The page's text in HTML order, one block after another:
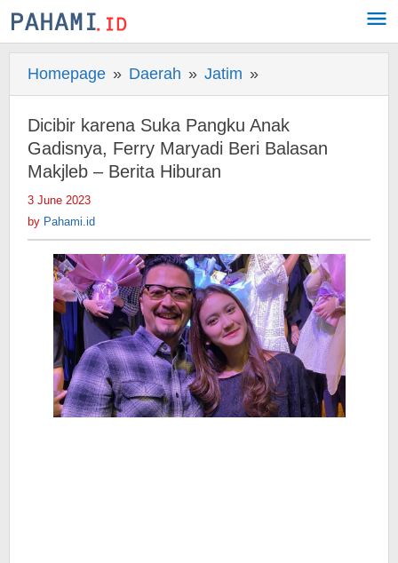
Skip
to
Homepage » Daerah » Jatim »
karena
Suka
Pangku
Maryadi
Beri
Balasan
Makjleb
-
Berita
Hiburan
Dicibir karena Suka Pangku Anak
Gadisnya, Ferry Maryadi Beri Balasan
Makjleb – Berita Hiburan
3 June 2023
by Pahami.id